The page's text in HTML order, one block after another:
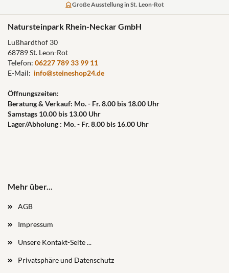
Große Ausstellung in St. Leon-Rot
Natursteinpark Rhein-Neckar GmbH
Lußhardthof 30
68789 St. Leon-Rot
Telefon: 06227 789 33 99 11
E-Mail: info@steineshop24.de
Öffnungszeiten:
Beratung & Verkauf: Mo. - Fr. 8.00 bis 18.00 Uhr
Samstags 10.00 bis 13.00 Uhr
Lager/Abholung : Mo. - Fr. 8.00 bis 16.00 Uhr
Mehr über...
AGB
Impressum
Unsere Kontakt-Seite ...
Privatsphäre und Datenschutz